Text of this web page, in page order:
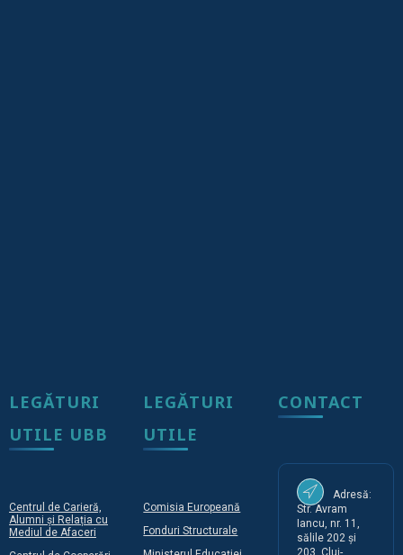
LEGĂTURI
UTILE UBB
Centrul de Carieră,
Alumni și Relația cu
Mediul de Afaceri
LEGĂTURI
UTILE
Comisia Europeană
Fonduri Structurale
CONTACT
Adresă:
Str. Avram
Iancu, nr. 11,
sălile 202 și